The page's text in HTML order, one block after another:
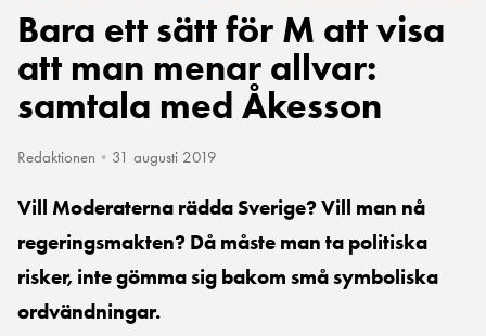
Bara ett sätt för M att visa
att man menar allvar:
samtala med Åkesson
Redaktionen • 31 augusti 2019
Vill Moderaterna rädda Sverige? Vill man nå
regeringsmakten? Då måste man ta politiska
risker, inte gömma sig bakom små symboliska
ordvändningar.